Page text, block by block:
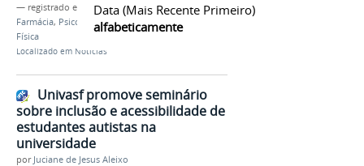
Data (mais Recente Primeiro)
alfabeticamente
— registrado em:
Semana do Bebê,Evento,
Farmácia, Psicologia ,Enfermagem
Educação
Física
Localizado em Notícias
Univasf promove seminário
sobre inclusão e acessibilidade de
estudantes autistas na
universidade
por Juciane de Jesus Aleixo